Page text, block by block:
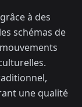
à des
schémas de
une qualité